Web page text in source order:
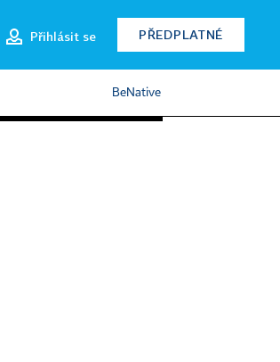
Přihlásit se PŘEDPLATNÉ
BeNative